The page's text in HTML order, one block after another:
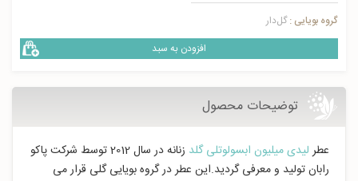
گروه بویایی : گل‌دار
افزودن به سبد
توضیحات محصول
عطرلیدی میلیون ابسولوتلی گلد
زنانه در سال 2012 توسط شرکت پاکو
رابان تولید و معرفی گردید.این عطر در گروه بویایی گلی قرار می